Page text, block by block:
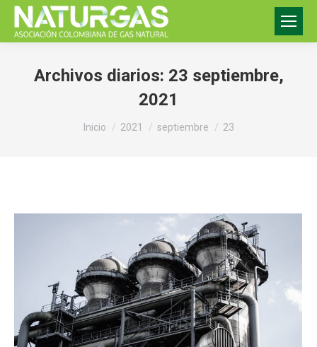
Archivos diarios: 23 septiembre,
2021
Estás aquí:
Inicio 2021 septiembre 23